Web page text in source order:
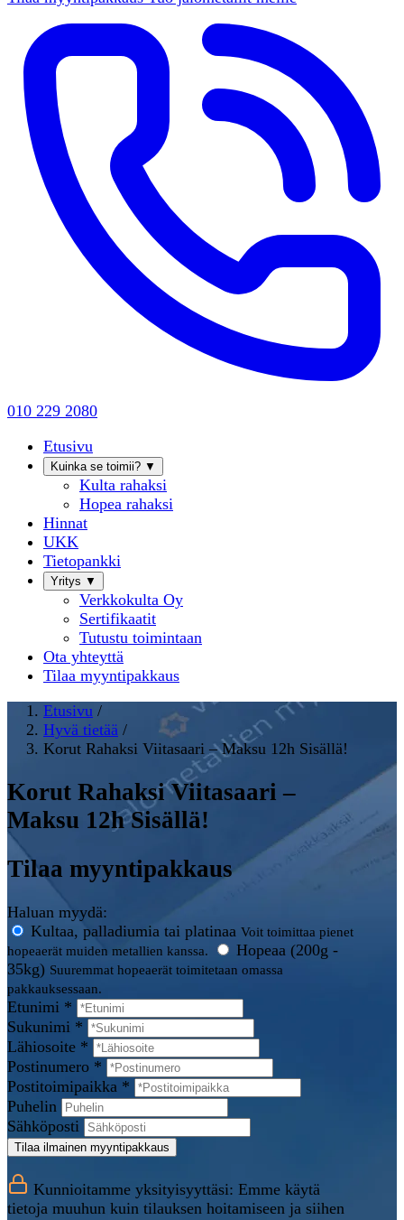
010 229 2080
Etusivu
Kuinka se toimii? ▼
Kulta rahaksi
Hopea rahaksi
Hinnat
UKK
Tietopankki
Yritys ▼
Verkkokulta Oy
Sertifikaatit
Tutustu toimintaan
Ota yhteyttä
Tilaa myyntipakkaus
Etusivu /
Hyvä tietää /
Korut Rahaksi Viitasaari – Maksu 12h Sisällä!
Korut Rahaksi Viitasaari –
Maksu 12h Sisällä!
Tilaa myyntipakkaus
Haluan myydä:
Kultaa, palladiumia tai platinaa Voit toimittaa pienet
hopeaerät muiden metallien kanssa.
Hopeaa (200g -
35kg) Suuremmat hopeaerät toimitetaan omassa
pakkauksessaan.
Etunimi *
Sukunimi *
Lähiosoite *
Postinumero *
Postitoimipaikka *
Puhelin
Sähköposti
Tilaa ilmainen myyntipakkaus
Kunnioitamme yksityisyyttäsi: Emme käytä
tietoja muuhun kuin tilauksen hoitamiseen ja siihen